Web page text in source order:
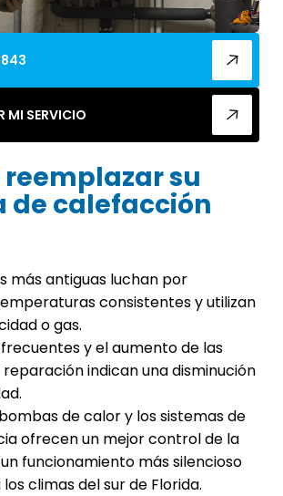
MI SERVICIO
reemplazar su
de calefacción
más antiguas luchan por
consistentes y utilizan
o gas.
y el aumento de las
indican una disminución
de calor y los sistemas de
ofrecen un mejor control de la
funcionamiento más silencioso
climas del sur de Florida.